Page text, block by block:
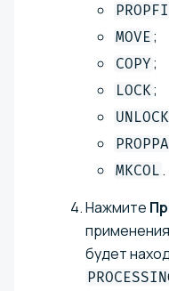
MOVE ;
COPY ;
LOCK ;
UNLOCK
MKCOL .
Нажмите
будет